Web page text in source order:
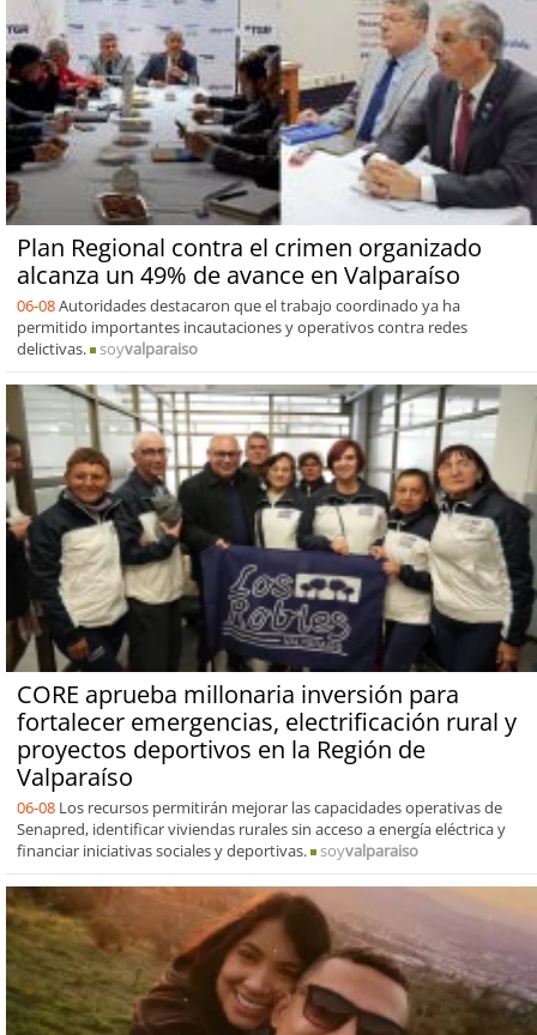
Plan Regional contra el crimen organizado
alcanza un 49% de avance en Valparaíso
06-08Autoridades destacaron que el trabajo coordinado ya ha
permitido importantes incautaciones y operativos contra redes
delictivas.
soyvalparaiso
CORE aprueba millonaria inversión para
fortalecer emergencias, electrificación rural y
proyectos deportivos en la Región de
Valparaíso
06-08 Los recursos permitirán mejorar las capacidades operativas de
Senapred, identificar viviendas rurales sin acceso a energía eléctrica y
financiar iniciativas sociales y deportivas.
soyvalparaiso